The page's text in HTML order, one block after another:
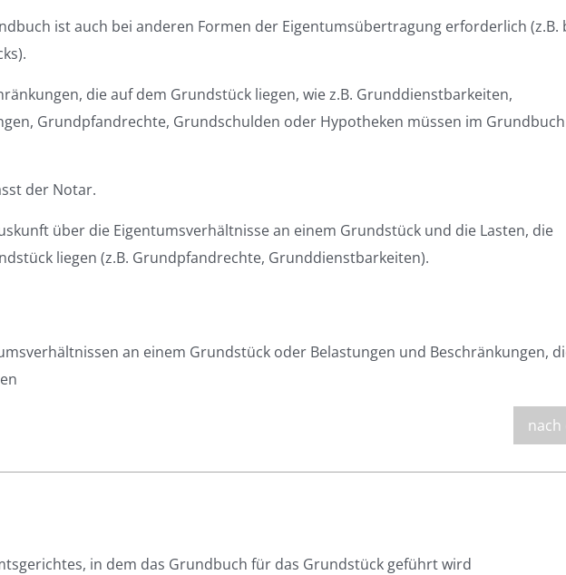
ist auch bei anderen Formen der Eigentumsübertragung erforderlich (z.B.
die auf dem Grundstück liegen, wie z.B. Grunddienstbarkeiten,
Grundpfandrechte, Grundschulden oder Hypotheken müssen im Grundbuch
der Notar.
über die Eigentumsverhältnisse an einem Grundstück und die Lasten, die
liegen (z.B. Grundpfandrechte, Grunddienstbarkeiten).
an einem Grundstück oder Belastungen und Beschränkungen,
nach
in dem das Grundbuch für das Grundstück geführt wird